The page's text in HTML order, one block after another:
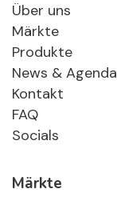
Über uns
Märkte
Produkte
News & Agenda
Kontakt
FAQ
Socials
Märkte